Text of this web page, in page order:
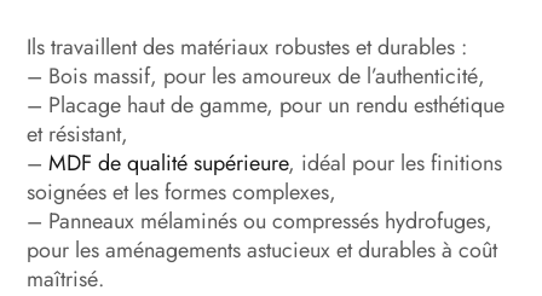
Ils travaillent des matériaux robustes et durables :
– Bois massif, pour les amoureux de l’authenticité,
– Placage haut de gamme, pour un rendu esthétique
et résistant,
–MDF de qualité supérieure, idéal pour les finitions
soignées et les formes complexes,
– Panneaux mélaminés ou compressés hydrofuges,
pour les aménagements astucieux et durables à coût
maîtrisé.